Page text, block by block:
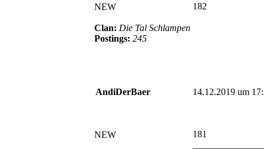
NEW
Clan: Die Tal Schlampen
Postings: 245
182
AndiDerBaer 14.12.2019 um
NEW
181